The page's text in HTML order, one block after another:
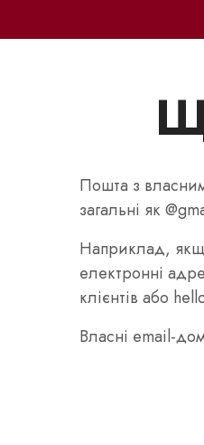
Пошта з
загальні як
Наприклад,
електронні
клієнтів або
Власні